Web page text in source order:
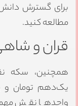
برای گسترش
مطالعه کنید.
قران و
همچنین، سکه